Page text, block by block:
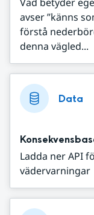
avser ”känns
förstå
denna vägled...
Data
Ladda ner API
vädervarningar